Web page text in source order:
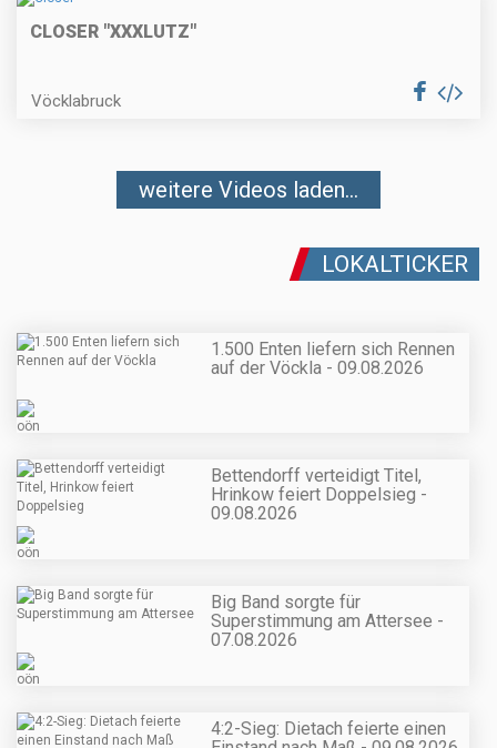
CLOSER "XXXLUTZ"
Vöcklabruck
weitere Videos laden...
LOKALTICKER
1.500 Enten liefern sich Rennen
auf der Vöckla - 09.08.2026
Bettendorff verteidigt Titel,
Hrinkow feiert Doppelsieg -
09.08.2026
Big Band sorgte für
Superstimmung am Attersee -
07.08.2026
4:2-Sieg: Dietach feierte einen